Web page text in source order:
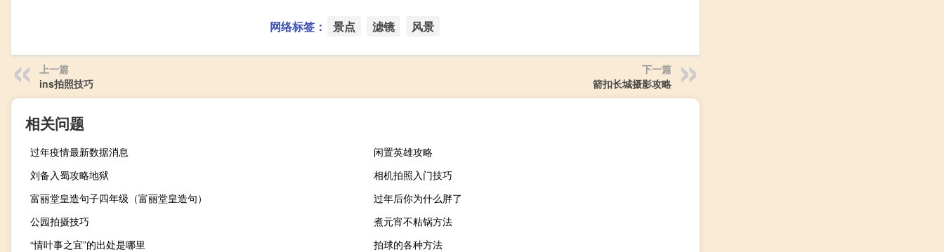
网络标签： 景点 滤镜 风景
上一篇
ins拍照技巧
下一篇
箭扣长城摄影攻略
相关问题
过年疫情最新数据消息
闲置英雄攻略
刘备入蜀攻略地狱
相机拍照入门技巧
富丽堂皇造句子四年级（富丽堂皇造句）
过年后你为什么胖了
公园拍摄技巧
煮元宵不粘锅方法
“情叶事之宜”的出处是哪里
拍球的各种方法